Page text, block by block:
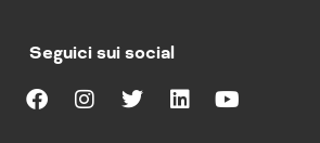
Seguici sui social
F
I
L